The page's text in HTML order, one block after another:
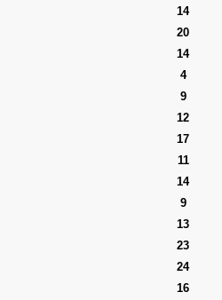
14
20
14
4
9
12
17
11
14
9
13
23
24
16